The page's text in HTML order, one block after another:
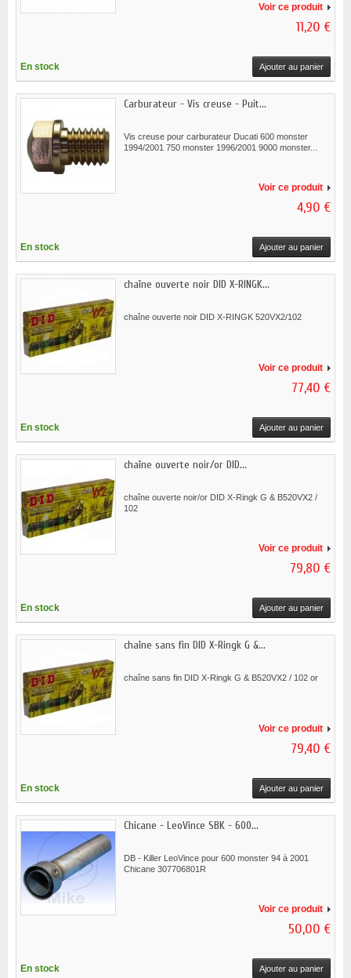
Voir ce produit
11,20 €
En stock Ajouter au panier
Carburateur - Vis creuse - Puit...
Vis creuse pour carburateur Ducati 600 monster
1994/2001 750 monster 1996/2001 9000 monster...
Voir ce produit
4,90 €
En stock Ajouter au panier
chaîne ouverte noir DID X-RINGK...
chaîne ouverte noir DID X-RINGK 520VX2/102
Voir ce produit
77,40 €
En stock Ajouter au panier
chaîne ouverte noir/or DID...
chaîne ouverte noir/or DID X-Ringk G & B520VX2 /
102
Voir ce produit
79,80 €
En stock Ajouter au panier
chaîne sans fin DID X-Ringk G &...
chaîne sans fin DID X-Ringk G & B520VX2 / 102 or
Voir ce produit
79,40 €
En stock Ajouter au panier
Chicane - LeoVince SBK - 600...
DB - Killer LeoVince pour 600 monster 94 à 2001
Chicane 307706801R
Voir ce produit
50,00 €
En stock Ajouter au panier